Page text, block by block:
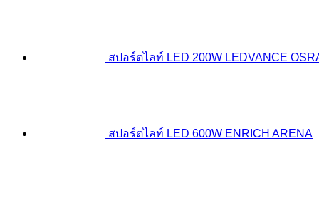
สปอร์ตไลท์ LED 200W LEDVANCE
สปอร์ตไลท์ LED 600W ENRICH ARENA